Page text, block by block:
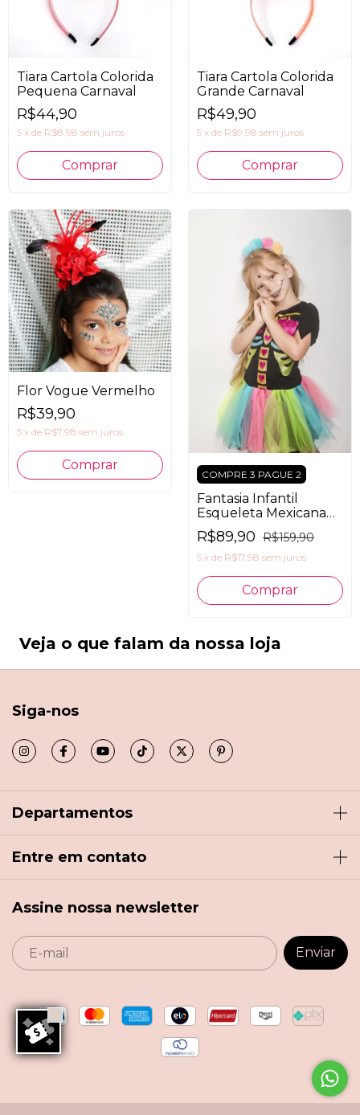
Tiara Cartola Colorida
Pequena Carnaval
R$44,90
5 x de R$8,98 sem juros
Tiara Cartola Colorida
Grande Carnaval
R$49,90
5 x de R$9,98 sem juros
Flor Vogue Vermelho
R$39,90
5 x de R$7,98 sem juros
COMPRE 3 PAGUE 2
Fantasia Infantil
Esqueleta Mexicana
+Tiara TAM 10
R$89,90 R$159,90
5 x de R$17,98 sem juros
Comprar
Veja o que falam da nossa loja
Siga-nos
Departamentos
Entre em contato
Assine nossa newsletter